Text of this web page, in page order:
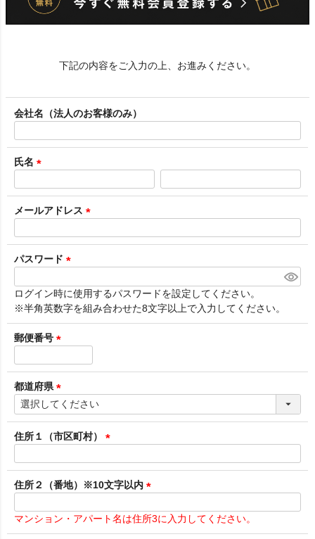
下記の内容をご入力の上、お進みください。
会社名（法人のお客様のみ）
氏名
必
須
メールアドレス
必
パスワード
必
須
)
ログイン時に使用するパスワードを設定してください。
※半角英数字を組み合わせた8文字以上で入力してください。
郵便番号
必
須
)
都道府県
(
必
須
住所１（市区町村）
必
須
住所２（番地）※10文字以内
必
須
マンション・アパート名は住所3に入力してください。